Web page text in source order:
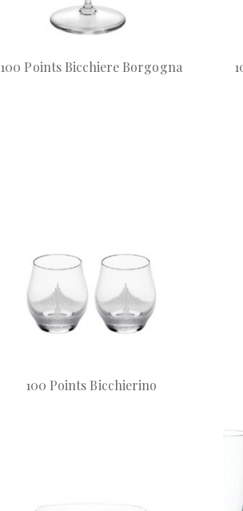
100 Points Bicchiere Borgogna
100 Points Bicchierino